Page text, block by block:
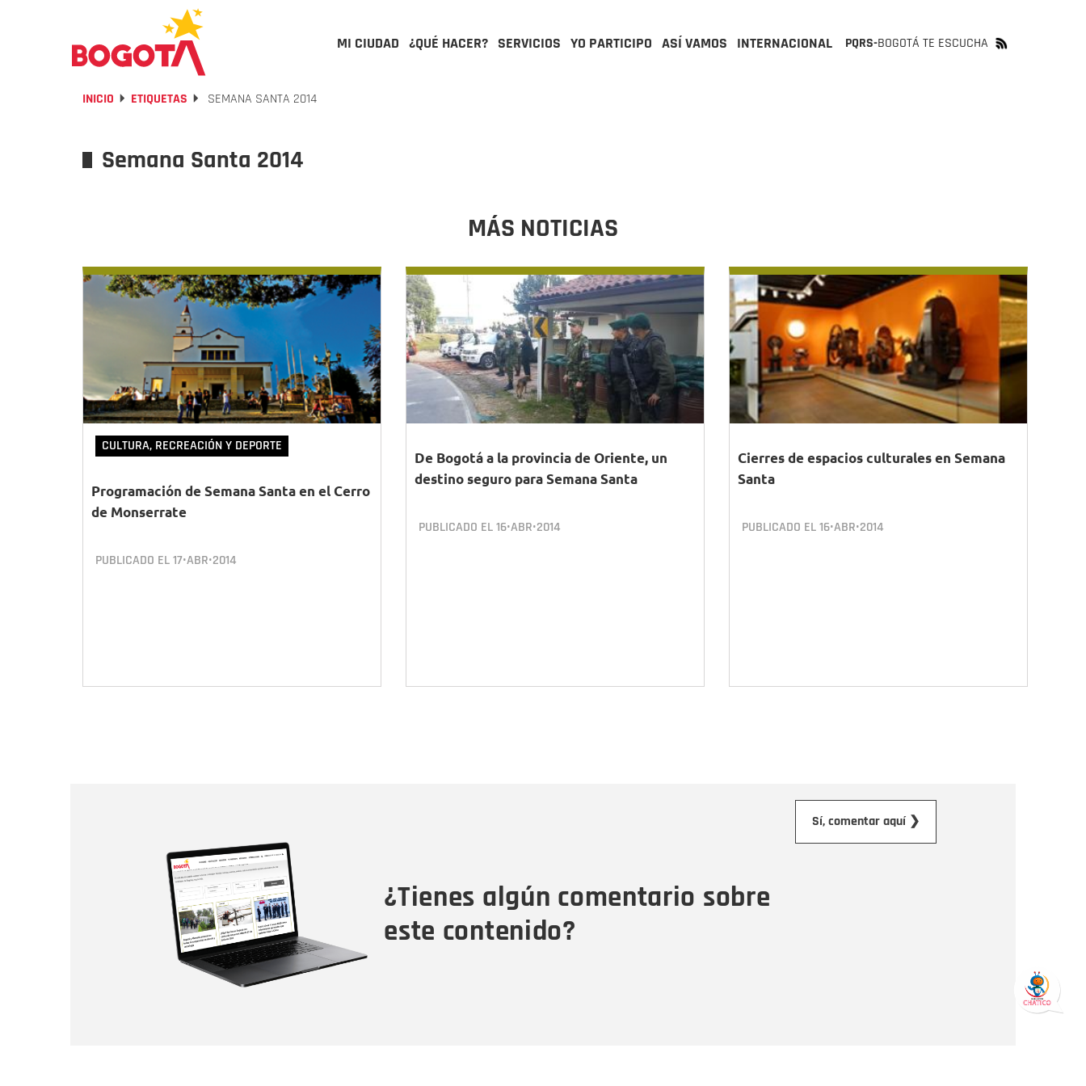
MI CIUDAD ¿QUÉ HACER? SERVICIOS YO PARTICIPO ASÍ VAMOS INTERNACIONAL PQRS-BOGOTÁ TE ESCUCHA
INICIO ETIQUETAS SEMANA SANTA 2014
Semana Santa 2014
MÁS NOTICIAS
CULTURA, RECREACIÓN Y DEPORTE
Programación de Semana Santa en el Cerro
de Monserrate
PUBLICADO EL17•ABR•2014
De Bogotá a la provincia de Oriente, un
destino seguro para Semana Santa
PUBLICADO EL16•ABR•2014
Cierres de espacios culturales en Semana
Santa
PUBLICADO EL16•ABR•2014
¿Tienes algún comentario sobre
este contenido?
Sí, comentar aquí ❯